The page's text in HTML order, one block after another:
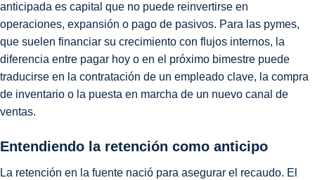
anticipada es capital que no puede reinvertirse en
operaciones, expansión o pago de pasivos. Para las pymes,
que suelen financiar su crecimiento con flujos internos, la
diferencia entre pagar hoy o en el próximo bimestre puede
traducirse en la contratación de un empleado clave, la compra
de inventario o la puesta en marcha de un nuevo canal de
ventas.
Entendiendo la retención como anticipo
La retención en la fuente nació para asegurar el recaudo. El